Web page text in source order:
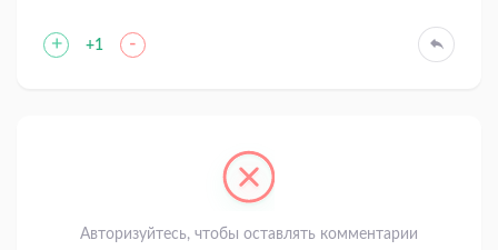
+ +1 -
Авторизуйтесь, чтобы оставлять комментарии